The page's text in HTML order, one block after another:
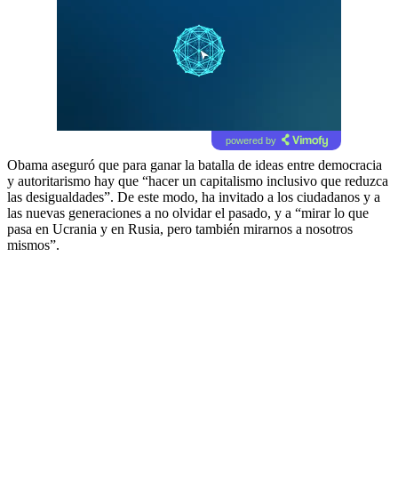
powered by
Obama aseguró que para ganar la batalla de ideas entre democracia
y autoritarismo hay que “hacer un capitalismo inclusivo que reduzca
las desigualdades”. De este modo, ha invitado a los ciudadanos y a
las nuevas generaciones a no olvidar el pasado, y a “mirar lo que
pasa en Ucrania y en Rusia, pero también mirarnos a nosotros
mismos”.